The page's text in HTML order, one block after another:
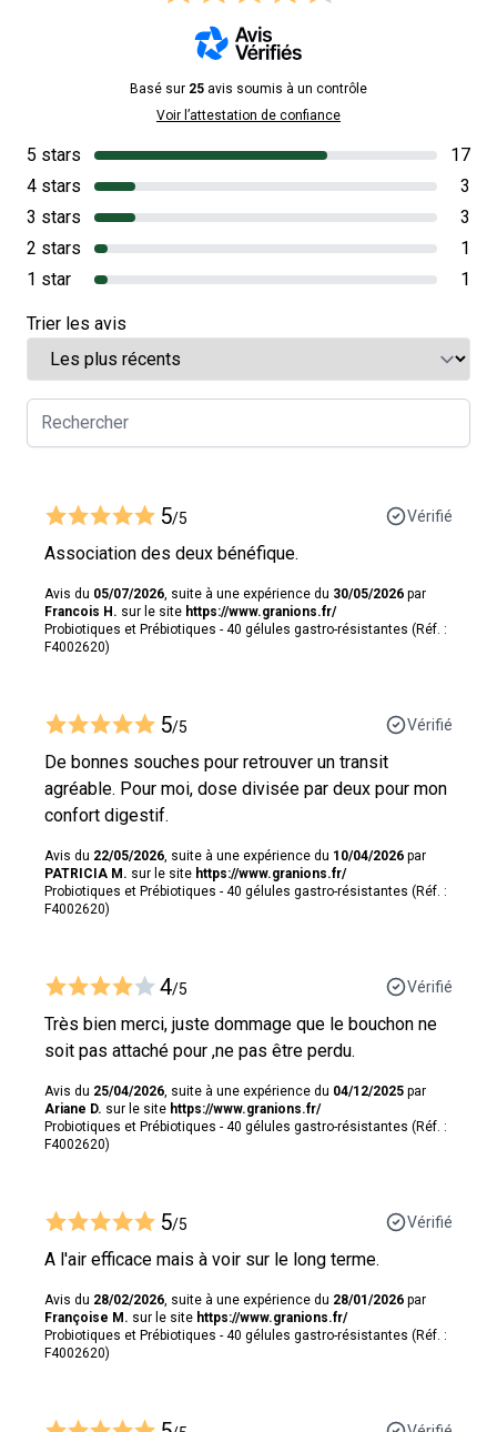
Basé sur 25 avis soumis à un contrôle
Voir l’attestation de confiance
5 stars
17
4 stars
3
3 stars
3
2 stars
1
1 star
1
Trier les avis
5/5 Vérifié
Association des deux bénéfique.
Avis du 05/07/2026 , suite à une expérience du 30/05/2026 par
Francois H. sur le site https://www.granions.fr/
Probiotiques et Prébiotiques - 40 gélules gastro-résistantes (Réf. :
F4002620)
5/5 Vérifié
De bonnes souches pour retrouver un transit
agréable. Pour moi, dose divisée par deux pour mon
confort digestif.
Avis du 22/05/2026 , suite à une expérience du 10/04/2026 par
PATRICIA M. sur le site https://www.granions.fr/
Probiotiques et Prébiotiques - 40 gélules gastro-résistantes (Réf. :
F4002620)
4/5 Vérifié
Très bien merci, juste dommage que le bouchon ne
soit pas attaché pour ,ne pas être perdu.
Avis du 25/04/2026 , suite à une expérience du 04/12/2025 par
Ariane D. sur le site https://www.granions.fr/
Probiotiques et Prébiotiques - 40 gélules gastro-résistantes (Réf. :
F4002620)
5/5 Vérifié
A l'air efficace mais à voir sur le long terme.
Avis du 28/02/2026 , suite à une expérience du 28/01/2026 par
Françoise M. sur le site https://www.granions.fr/
Probiotiques et Prébiotiques - 40 gélules gastro-résistantes (Réf. :
F4002620)